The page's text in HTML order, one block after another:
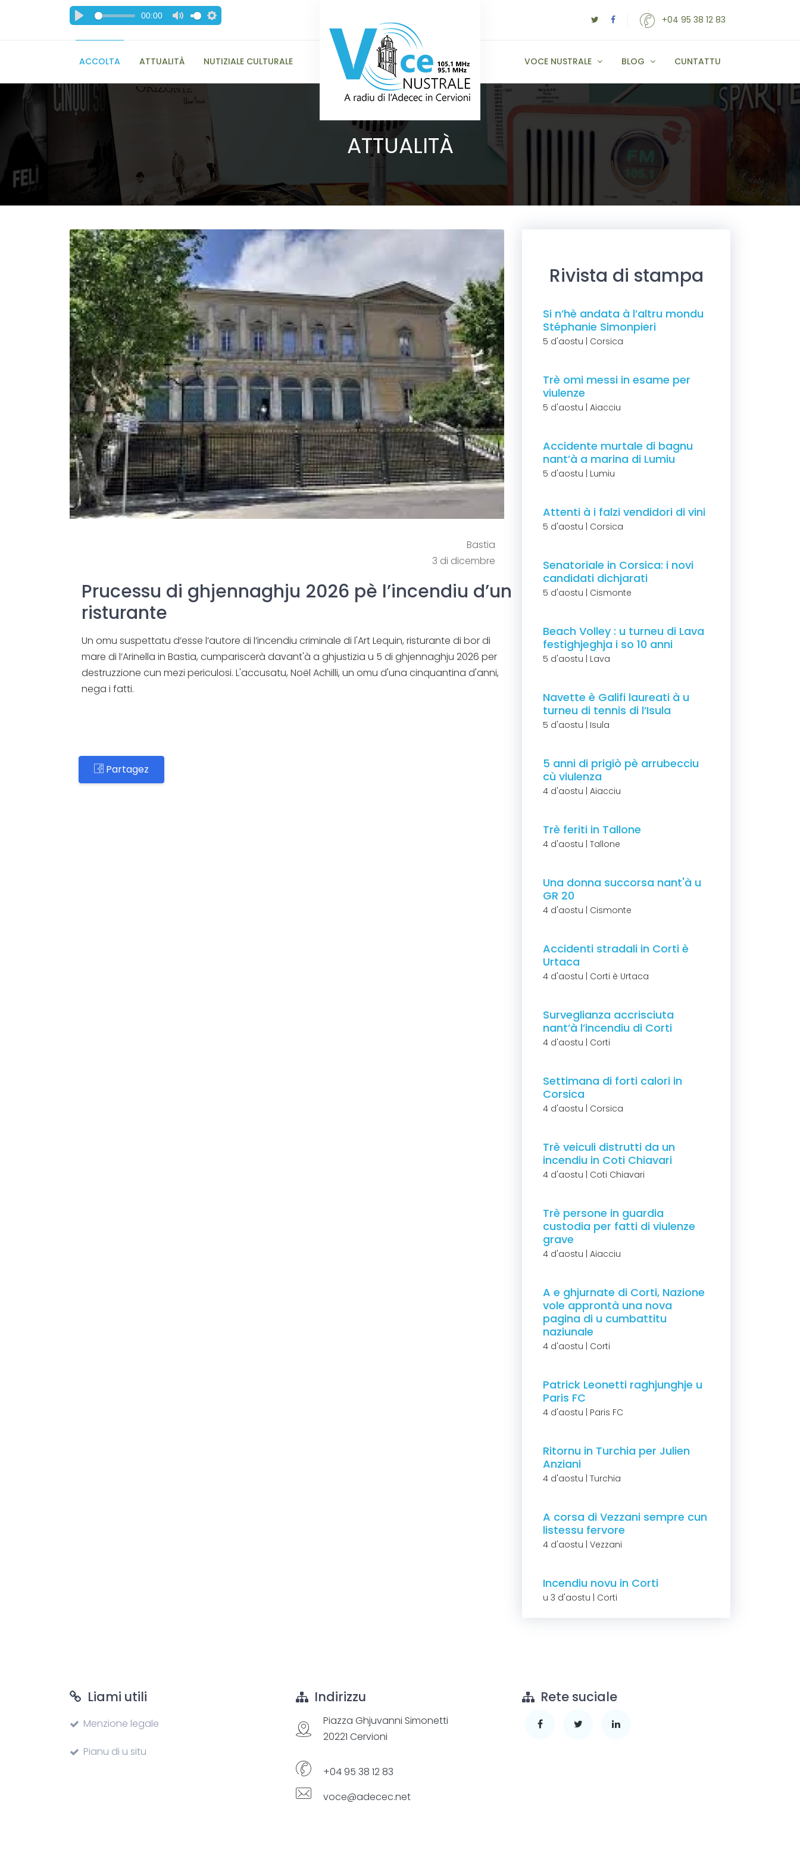
00:00 +04 95 38 12 83
ACCOLTA ATTUALITÀ NUTIZIALE CULTURALE VOCE NUSTRALE BLOG CUNTATTU
ATTUALITÀ
Bastia
3 di dicembre
Prucessu di ghjennaghju 2026 pè l’incendiu d’un
risturante
Un omu suspettatu d’esse l’autore di l’incendiu criminale di l'Art Lequin, risturante di bor di
mare di l’Arinella in Bastia, cumpariscerà davant'à a ghjustizia u 5 di ghjennaghju 2026 per
destruzzione cun mezi periculosi. L'accusatu, Noël Achilli, un omu d'una cinquantina d'anni,
nega i fatti.
Partagez
Rivista di stampa
Si n’hè andata à l’altru mondu
Stéphanie Simonpieri
5 d'aostu | Corsica
Trè omi messi in esame per
viulenze
5 d'aostu | Aiacciu
Accidente murtale di bagnu
nant’à a marina di Lumiu
5 d'aostu | Lumiu
Attenti à i falzi vendidori di vini
5 d'aostu | Corsica
Senatoriale in Corsica: i novi
candidati dichjarati
5 d'aostu | Cismonte
Beach Volley : u turneu di Lava
festighjeghja i so 10 anni
5 d'aostu | Lava
Navette è Galifi laureati à u
turneu di tennis di l’Isula
5 d'aostu | Isula
5 anni di prigiò pè arrubecciu
cù viulenza
4 d'aostu | Aiacciu
Trè feriti in Tallone
4 d'aostu | Tallone
Una donna succorsa nant'à u
GR 20
4 d'aostu | Cismonte
Accidenti stradali in Corti è
Urtaca
4 d'aostu | Corti è Urtaca
Surveglianza accrisciuta
nant’à l’incendiu di Corti
4 d'aostu | Corti
Settimana di forti calori in
Corsica
4 d'aostu | Corsica
Trè veiculi distrutti da un
incendiu in Coti Chiavari
4 d'aostu | Coti Chiavari
Trè persone in guardia
custodia per fatti di viulenze
grave
4 d'aostu | Aiacciu
A e ghjurnate di Corti, Nazione
vole approntà una nova
pagina di u cumbattitu
naziunale
4 d'aostu | Corti
Patrick Leonetti raghjunghje u
Paris FC
4 d'aostu | Paris FC
Ritornu in Turchia per Julien
Anziani
4 d'aostu | Turchia
A corsa di Vezzani sempre cun
listessu fervore
4 d'aostu | Vezzani
Incendiu novu in Corti
u 3 d'aostu | Corti
Liami utili
Menzione legale
Pianu di u situ
Indirizzu
Piazza Ghjuvanni Simonetti
20221 Cervioni
+04 95 38 12 83
voce@adecec.net
Rete suciale